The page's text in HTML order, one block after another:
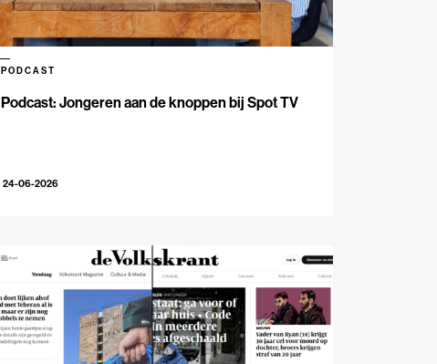
Podcast: Jongeren aan de knoppen bij Spot TV
PODCAST
24-06-2026